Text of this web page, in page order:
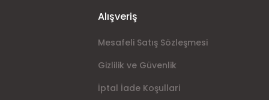
Alışveriş
Mesafeli Satış Sözleşmesi
Gizlilik ve Güvenlik
İptal İade Koşullari